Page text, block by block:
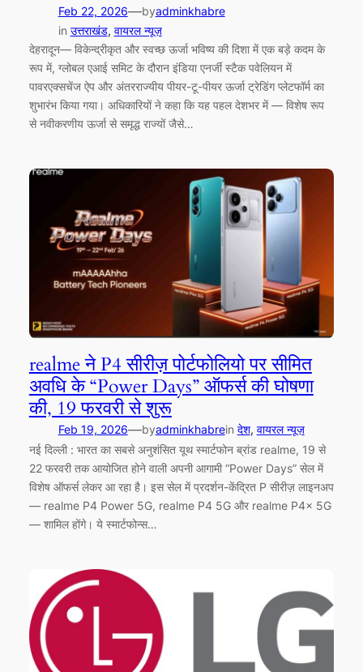
Feb 22, 2026—byadminkhabre
in उत्तराखंड, वायरल न्यूज़
देहरादून— विकेन्द्रीकृत और स्वच्छ ऊर्जा भविष्य की दिशा में एक बड़े कदम के
रूप में, ग्लोबल एआई समिट के दौरान इंडिया एनर्जी स्टैक पवेलियन में
पावरएक्सचेंज ऐप और अंतरराज्यीय पीयर-टू-पीयर ऊर्जा ट्रेडिंग प्लेटफॉर्म का
शुभारंभ किया गया। अधिकारियों ने कहा कि यह पहल देशभर में — विशेष रूप
से नवीकरणीय ऊर्जा से समृद्ध राज्यों जैसे…
realme ने P4 सीरीज़ पोर्टफोलियो पर सीमित
अवधि के “Power Days” ऑफर्स की घोषणा
की, 19 फरवरी से शुरू
Feb 19, 2026—byadminkhabrein देश, वायरल न्यूज़
नई दिल्ली : भारत का सबसे अनुशंसित यूथ स्मार्टफोन ब्रांड realme, 19 से
22 फरवरी तक आयोजित होने वाली अपनी आगामी “Power Days” सेल में
विशेष ऑफर्स लेकर आ रहा है। इस सेल में प्रदर्शन-केंद्रित P सीरीज़ लाइनअप
— realme P4 Power 5G, realme P4 5G और realme P4x 5G
— शामिल होंगे। ये स्मार्टफोन्स…